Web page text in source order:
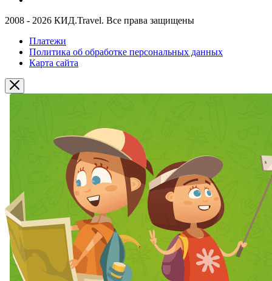
2008 - 2026 КИД.Travel. Все права защищены
Платежи
Политика об обработке персональных данных
Карта сайта